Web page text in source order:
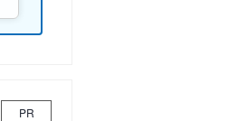
PR